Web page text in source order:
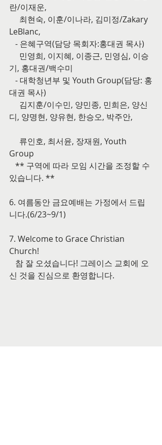
란/이재운,
LeBlanc,
   - 은혜구역(담당 목회자:홍대권 목사)
기, 홍대권/백수미
대권 목사)
디, 양명현, 양유현, 한승오, 박주안,
Group
있습니다. **
6. 여름동안 금요예배는 가정에서 드립
니다.(6/23~9/1)
7. Welcome to Grace Christian
Church!
신 것을 진심으로 환영합니다.